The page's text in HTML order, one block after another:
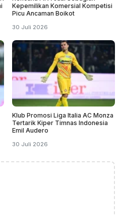
Kepemilikan Komersial Kompetisi
Picu Ancaman Boikot
30 Juli 2026
Klub Promosi Liga Italia AC Monza
Tertarik Kiper Timnas Indonesia
Emil Audero
30 Juli 2026